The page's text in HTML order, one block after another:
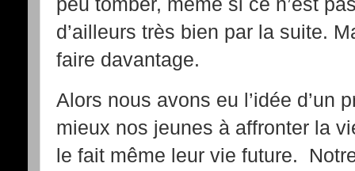
d’ailleurs très bien par la suite.
faire davantage.
Alors nous avons eu l’idée d’un
mieux nos jeunes à affronter la
le fait même leur vie future.